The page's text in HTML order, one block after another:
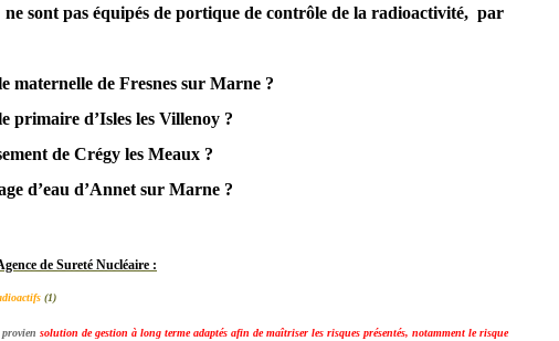
ne sont pas équipés de portique de contrôle de la radioactivité, par
maternelle de Fresnes sur Marne ?
primaire d’Isles les Villenoy ?
de Crégy les Meaux ?
d’eau d’Annet sur Marne ?
de Sureté Nucléaire :
(1)
provien solution de gestion à long terme adaptés afin de maîtriser les risques présentés, notamment le risque